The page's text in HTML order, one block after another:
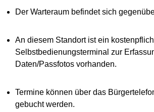
Der Warteraum befindet sich
An diesem Standort ist ein
Selbstbedienungsterminal zur
Daten/Passfotos vorhanden.
Termine können über das
gebucht werden.